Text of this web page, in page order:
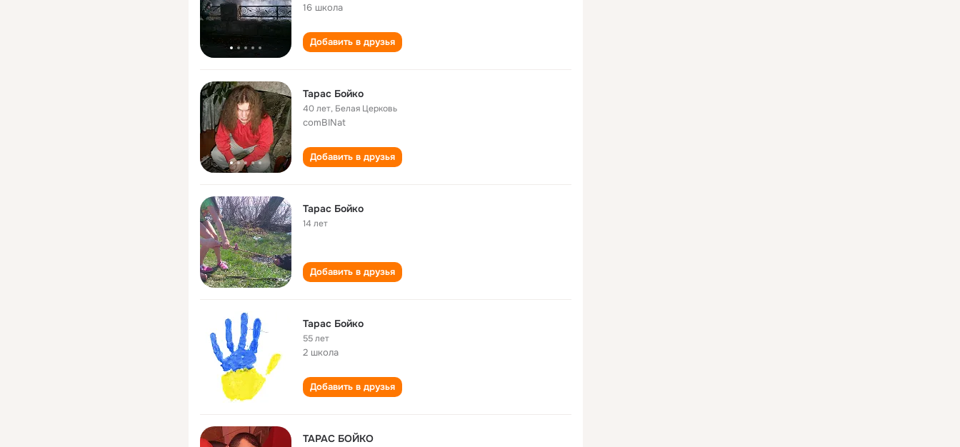
16 школа
Добавить в друзья
Тарас Бойко
40 лет, Белая Церковь
comBINat
Добавить в друзья
Тарас Бойко
14 лет
Добавить в друзья
Тарас Бойко
55 лет
2 школа
Добавить в друзья
ТАРАС БОЙКО